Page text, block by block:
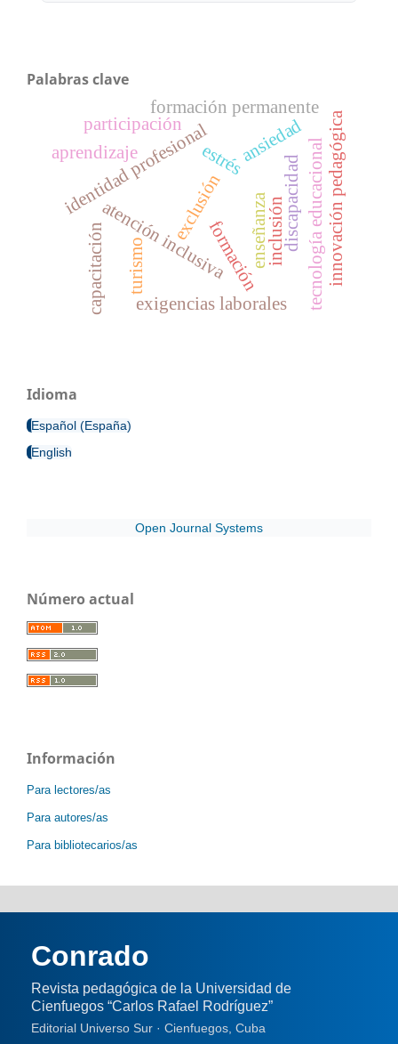
Palabras clave
formación
atención inclusiva
identidad profesional
enseñanza
aprendizaje
inclusión
exclusión discapacidad
capacitación tecnología educacional
estrésansiedad
exigencias laborales
formación permanente
turismo
participación innovación pedagógica
Idioma
Español (España)
English
Open Journal Systems
Número actual
Información
Para lectores/as
Para autores/as
Para bibliotecarios/as
Conrado
Revista pedagógica de la Universidad de
Cienfuegos “Carlos Rafael Rodríguez”
Editorial Universo Sur · Cienfuegos, Cuba